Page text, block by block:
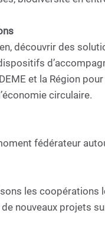
découvrir des
et la Région
circulaire.
fédérateur
les coopérations
nouveaux projets